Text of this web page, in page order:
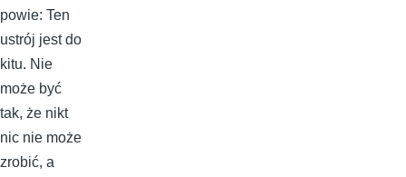
powie: Ten
ustrój jest do
kitu. Nie
może być
tak, że nikt
nic nie może
zrobić, a